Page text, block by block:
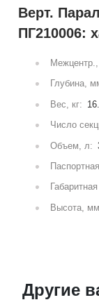
Верт.
ПГ210006:
Глубина,
Вес, кг:
Число
Объем, л:
Высота,
Другие